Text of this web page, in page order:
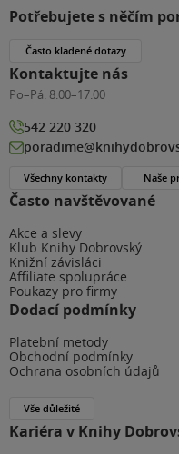
Často navštěvované
Akce a slevy
Klub Knihy Dobrovský
Knižní závisláci
Affiliate spolupráce
Poukazy pro firmy
Dodací podmínky
Platební metody
Obchodní podmínky
Ochrana osobních údajů
Vše důležité
Kariéra v Knihy
Potřebujete s něčím
Často kladené dotazy
Kontaktujte nás
Po–Pá: 8:00–17:00
542 220 320
Všechny kontakty Naše